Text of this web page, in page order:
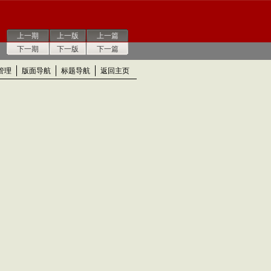
上一期
下一期
上一版
下一版
上一篇
下一篇
理 版面导航 标题导航 返回主页